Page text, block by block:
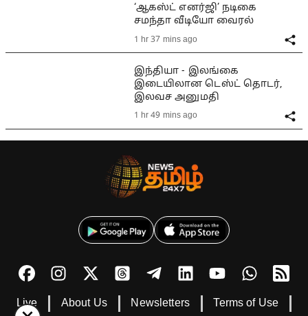
‘ஆகஸ்ட் எனர்ஜி’ நடிகை
சமந்தா வீடியோ வைரல்
1 hr 37 mins ago
இந்தியா - இலங்கை
இடையிலான டெஸ்ட் தொடர்,
இலவச அனுமதி
1 hr 49 mins ago
Live About Us Newsletters Terms of Use